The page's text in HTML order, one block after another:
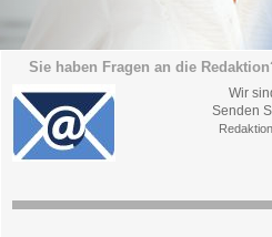
Sie haben Fragen an die
Wir
Senden